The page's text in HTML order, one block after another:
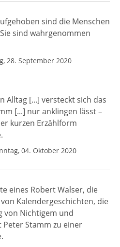
sind die Menschen
sind wahrgenommen
28. September 2020
Alltag [...] versteckt sich das
[...] nur anklingen lässt –
kurzen Erzählform
04. Oktober 2020
eines Robert Walser, die
Kalendergeschichten, die
von Nichtigem und
Stamm zu einer